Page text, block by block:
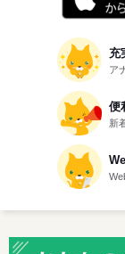
にキニナル
愛知県の女性
東邦ガスコ
にキニナル
充
ア
便
新